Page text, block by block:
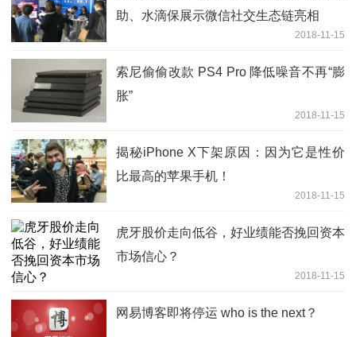
助、水滴保展示微信社交生态链亮相
2018-11-15
索尼偷偷改款 PS4 Pro 降低噪音不再“膨
胀”
2018-11-15
揭秘iPhone X下架原因：因为它是性价
比最高的苹果手机！
2018-11-15
虎牙股价走向低谷，好业绩能否挽回资本
市场信心？
2018-11-15
网易博客即将停运 who is the next？